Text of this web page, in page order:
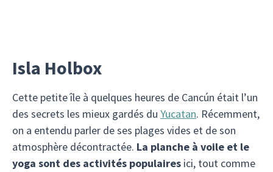
Isla Holbox
Cette petite île à quelques heures de Cancún était l’un
des secrets les mieux gardés du Yucatan. Récemment,
on a entendu parler de ses plages vides et de son
atmosphère décontractée. La planche à voile et le
yoga sont des activités populaires ici, tout comme